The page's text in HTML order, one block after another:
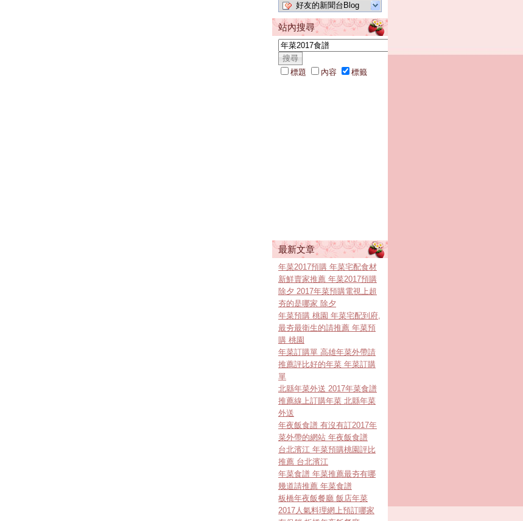
好友的新聞台Blog
站內搜尋
標題 內容 標籤
最新文章
年菜2017預購 年菜宅配食材
新鮮賣家推薦 年菜2017預購
除夕 2017年菜預購電視上超
夯的是哪家 除夕
年菜預購 桃園 年菜宅配到府,
最夯最衛生的請推薦 年菜預
購 桃園
年菜訂購單 高雄年菜外帶請
推薦評比好的年菜 年菜訂購
單
北縣年菜外送 2017年菜食譜
推薦線上訂購年菜 北縣年菜
外送
年夜飯食譜 有沒有訂2017年
菜外帶的網站 年夜飯食譜
台北濱江 年菜預購桃園評比
推薦 台北濱江
年菜食譜 年菜推薦最夯有哪
幾道請推薦 年菜食譜
板橋年夜飯餐廳 飯店年菜
2017人氣料理網上預訂哪家